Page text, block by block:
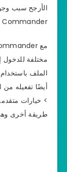
Commander لإعادة تحميل أنظمة الملفات.
مختلفة
أيضًا تفعيله من
> خيارات
طريقة أخرى